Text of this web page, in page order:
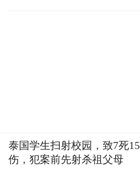
泰国学生扫射校园，致7死15
伤，犯案前先射杀祖父母